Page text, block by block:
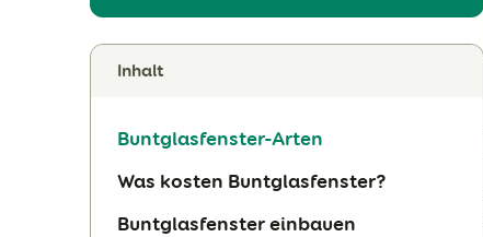
Inhalt
Buntglasfenster-Arten
Was kosten Buntglasfenster?
Buntglasfenster einbauen